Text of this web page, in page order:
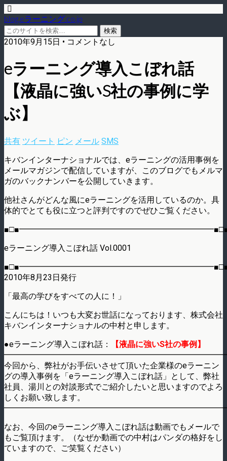
blog.eラーニング.co.jp
2010年9月15日 • コメントなし
eラーニング導入こぼれ話
【液晶に強いS社の事例に学
ぶ】
共有 ツイート ピン メール SMS
キバンインターナショナルでは、eラーニングの活用事例を
メールマガジンで配信していますが、このブログでもメルマ
ガのバックナンバーを公開していきます。
他社さんがどんな風にeラーニングを活用しているのか。具
体的でとても役に立つと評判ですのでぜひご覧ください。
eラーニング導入こぼれ話 Vol.0001
2010年8月23日発行
「最高の学びをすべての人に！」
こんにちは！いつも大変お世話になっております、株式会社
キバンインターナショナルの中村と申します。
●eラーニング導入こぼれ話：
【液晶に強いS社の事例】
今回から、弊社がお手伝いさせて頂いた企業様のeラーニン
グの導入事例を「eラーニング導入こぼれ話」として、弊社
社員、湯川との対談形式でご紹介したいと思いますのでよろ
しくお願い致します。
なお、今回のeラーニング導入こぼれ話は動画でもメールで
もご覧頂けます。（なぜか動画での中村はパンダの格好をし
ていますので、ご笑覧ください）